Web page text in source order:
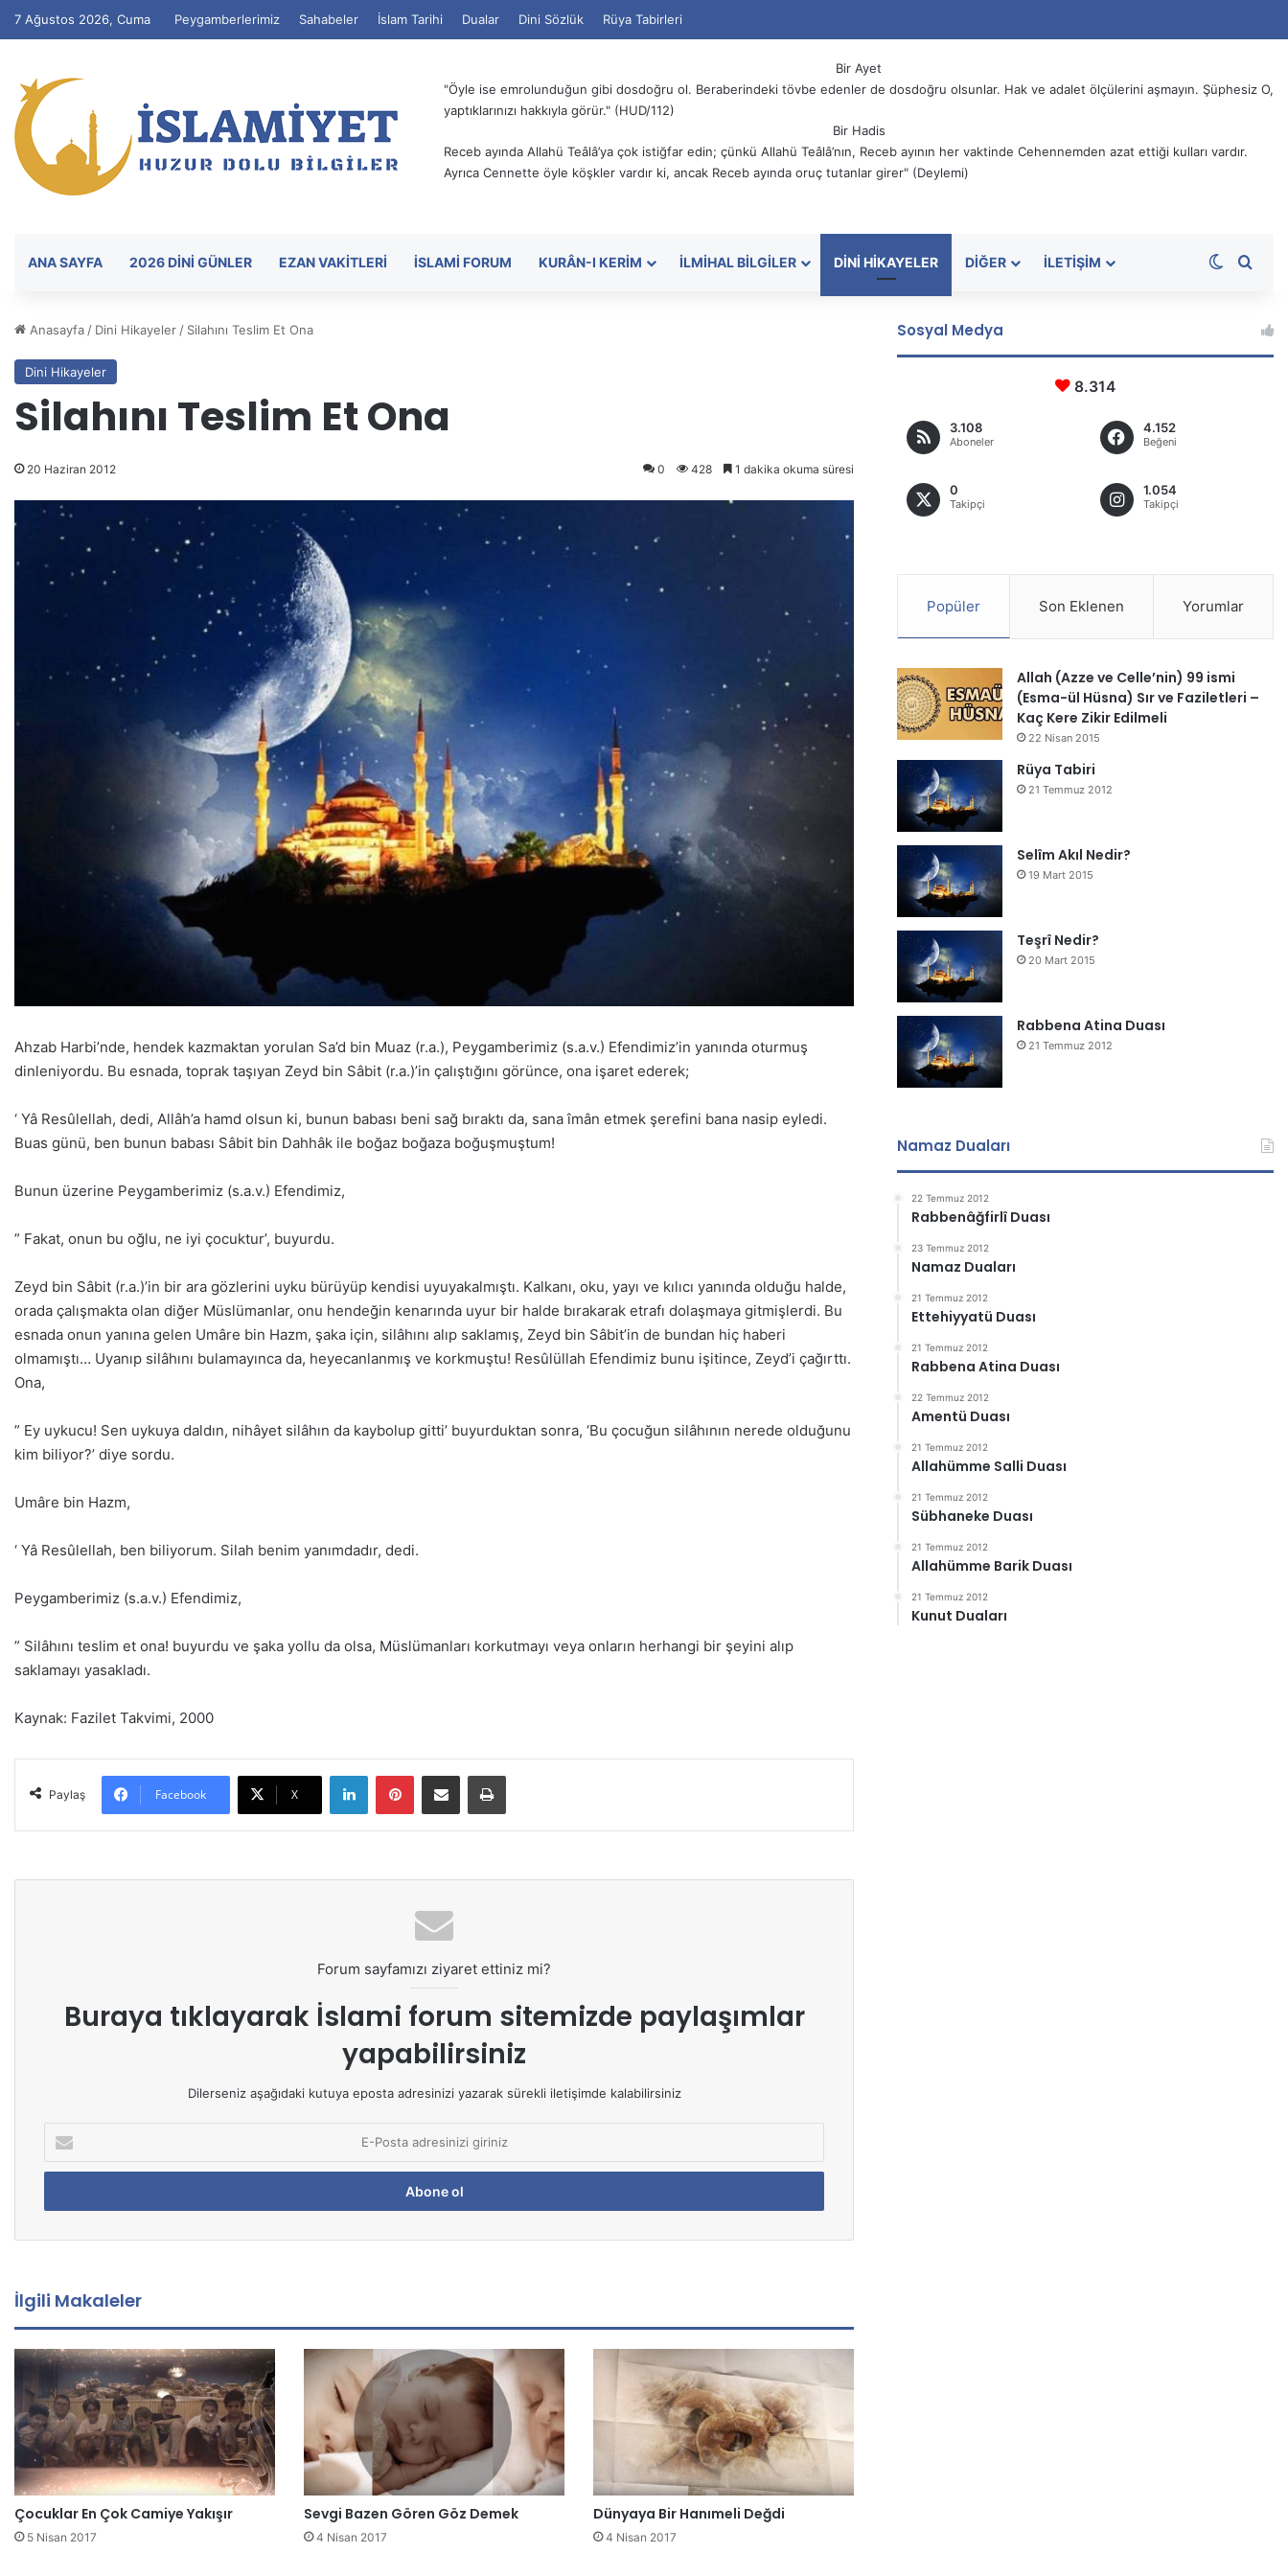
7 Ağustos 2026, Cuma Peygamberlerimiz Sahabeler İslam Tarihi Dualar Dini Sözlük Rüya Tabirleri
Bir Ayet
"Öyle ise emrolunduğun gibi dosdoğru ol. Beraberindeki tövbe edenler de dosdoğru olsunlar. Hak ve adalet ölçülerini aşmayın. Şüphesiz O,
yaptıklarınızı hakkıyla görür." (HUD/112)
Bir Hadis
Receb ayında Allahü Teâlâ’ya çok istiğfar edin; çünkü Allahü Teâlâ’nın, Receb ayının her vaktinde Cehennemden azat ettiği kulları vardır.
Ayrıca Cennette öyle köşkler vardır ki, ancak Receb ayında oruç tutanlar girer" (Deylemi)
ANA SAYFA 2026 DİNİ GÜNLER EZAN VAKITLERI İSLAMI FORUM KURÂN-I KERIM İLMIHAL BILGILER DINI HIKAYELER DIĞER İLETIŞIM Dış
Anasayfa / Dini Hikayeler / Silahını Teslim Et Ona
Dini Hikayeler
Silahını Teslim Et Ona
20 Haziran 2012 0 428 1 dakika okuma süresi
Ahzab Harbi’nde, hendek kazmaktan yorulan Sa’d bin Muaz (r.a.), Peygamberimiz (s.a.v.) Efendimiz’in yanında oturmuş
dinleniyordu. Bu esnada, toprak taşıyan Zeyd bin Sâbit (r.a.)’in çalıştığını görünce, ona işaret ederek;
‘ Yâ Resûlellah, dedi, Allâh’a hamd olsun ki, bunun babası beni sağ bıraktı da, sana îmân etmek şerefini bana nasip eyledi.
Buas günü, ben bunun babası Sâbit bin Dahhâk ile boğaz boğaza boğuşmuştum!
Bunun üzerine Peygamberimiz (s.a.v.) Efendimiz,
” Fakat, onun bu oğlu, ne iyi çocuktur’, buyurdu.
Zeyd bin Sâbit (r.a.)’in bir ara gözlerini uyku bürüyüp kendisi uyuyakalmıştı. Kalkanı, oku, yayı ve kılıcı yanında olduğu halde,
orada çalışmakta olan diğer Müslümanlar, onu hendeğin kenarında uyur bir halde bırakarak etrafı dolaşmaya gitmişlerdi. Bu
esnada onun yanına gelen Umâre bin Hazm, şaka için, silâhını alıp saklamış, Zeyd bin Sâbit’in de bundan hiç haberi
olmamıştı… Uyanıp silâhını bulamayınca da, heyecanlanmış ve korkmuştu! Resûlüllah Efendimiz bunu işitince, Zeyd’i çağırttı.
Ona,
” Ey uykucu! Sen uykuya daldın, nihâyet silâhın da kaybolup gitti’ buyurduktan sonra, ‘Bu çocuğun silâhının nerede olduğunu
kim biliyor?’ diye sordu.
Umâre bin Hazm,
‘ Yâ Resûlellah, ben biliyorum. Silah benim yanımdadır, dedi.
Peygamberimiz (s.a.v.) Efendimiz,
” Silâhını teslim et ona! buyurdu ve şaka yollu da olsa, Müslümanları korkutmayı veya onların herhangi bir şeyini alıp
saklamayı yasakladı.
Kaynak: Fazilet Takvimi, 2000
Paylaş Facebook X
Forum sayfamızı ziyaret ettiniz mi?
Buraya tıklayarak İslami forum sitemizde paylaşımlar
yapabilirsiniz
Dilerseniz aşağıdaki kutuya eposta adresinizi yazarak sürekli iletişimde kalabilirsiniz
P
s
d
e
s
n
i
z
i
g
i
r
i
İlgili Makaleler
Çocuklar En Çok Camiye Yakışır
5 Nisan 2017
Sevgi Bazen Gören Göz Demek
4 Nisan 2017
Dünyaya Bir Hanımeli Değdi
4 Nisan 2017
Sosyal Medya
8.314
3.108
Aboneler
4.152
Beğeni
0
Takipçi
1.054
Takipçi
Popüler Son Eklenen Yorumlar
Allah (Azze ve Celle’nin) 99 ismi
(Esma-ül Hüsna) Sır ve Faziletleri –
Kaç Kere Zikir Edilmeli
22 Nisan 2015
Rüya Tabiri
21 Temmuz 2012
Selîm Akıl Nedir?
19 Mart 2015
Teşrî Nedir?
20 Mart 2015
Rabbena Atina Duası
21 Temmuz 2012
Namaz Duaları
22 Temmuz 2012
Rabbenâğfirlî Duası
23 Temmuz 2012
Namaz Duaları
21 Temmuz 2012
Ettehiyyatü Duası
21 Temmuz 2012
Rabbena Atina Duası
22 Temmuz 2012
Amentü Duası
21 Temmuz 2012
Allahümme Salli Duası
21 Temmuz 2012
Sübhaneke Duası
21 Temmuz 2012
Allahümme Barik Duası
21 Temmuz 2012
Kunut Duaları